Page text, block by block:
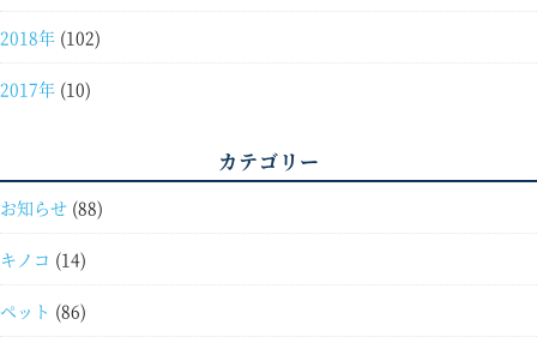
2018年 (102)
2017年 (10)
カテゴリー
お知らせ (88)
キノコ (14)
ペット (86)